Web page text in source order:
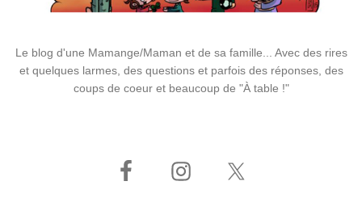
Le blog d'une Mamange/Maman et de sa famille... Avec des rires
et quelques larmes, des questions et parfois des réponses, des
coups de coeur et beaucoup de "À table !"